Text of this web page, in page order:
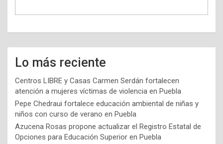
Lo más reciente
Centros LIBRE y Casas Carmen Serdán fortalecen
atención a mujeres víctimas de violencia en Puebla
Pepe Chedraui fortalece educación ambiental de niñas y
niños con curso de verano en Puebla
Azucena Rosas propone actualizar el Registro Estatal de
Opciones para Educación Superior en Puebla